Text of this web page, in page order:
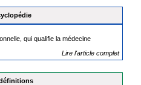
qui qualifie la médecine
Lire l'article complet